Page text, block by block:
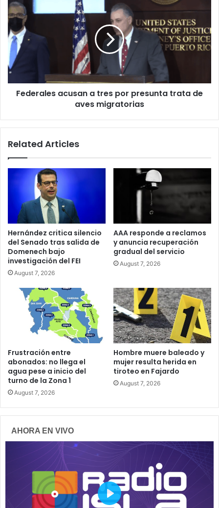
como
partidos
acusan
a
tres
por
presunta
trata
de
aves
migratorias
Federales acusan a tres por presunta trata de
aves migratorias
Related Articles
Hernández critica silencio
del Senado tras salida de
Domenech bajo
investigación del FEI
August 7, 2026
AAA responde a reclamos
y anuncia recuperación
gradual del servicio
August 7, 2026
Frustración entre
abonados: no llega el
agua pese a inicio del
turno de la Zona 1
August 7, 2026
Hombre muere baleado y
mujer resulta herida en
tiroteo en Fajardo
August 7, 2026
AHORA EN VIVO
P